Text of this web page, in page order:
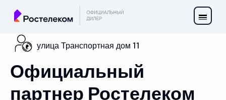
улица Транспортная дом 11
Официальный
партнер Ростелеком